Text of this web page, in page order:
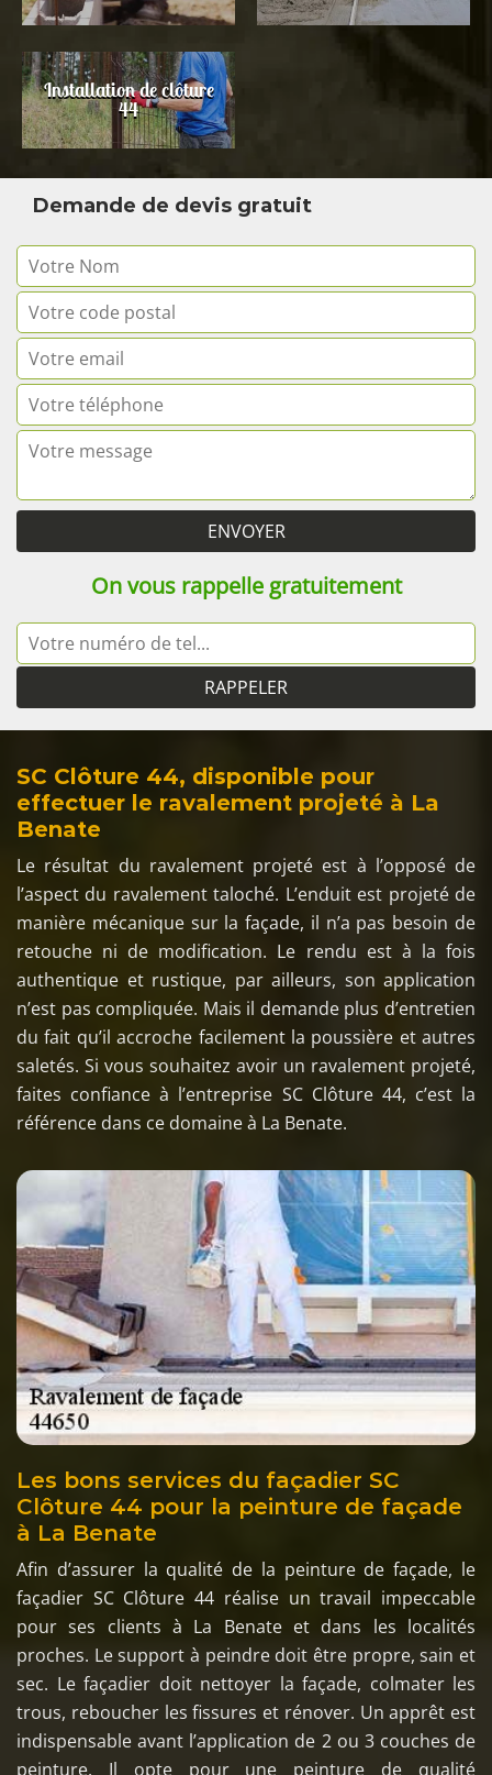
Installation de clôture
44
Demande de devis gratuit
On vous rappelle gratuitement
SC Clôture 44, disponible pour
effectuer le ravalement projeté à La
Benate
Le résultat du ravalement projeté est à l’opposé de
l’aspect du ravalement taloché. L’enduit est projeté de
manière mécanique sur la façade, il n’a pas besoin de
retouche ni de modification. Le rendu est à la fois
authentique et rustique, par ailleurs, son application
n’est pas compliquée. Mais il demande plus d’entretien
du fait qu’il accroche facilement la poussière et autres
saletés. Si vous souhaitez avoir un ravalement projeté,
faites confiance à l’entreprise SC Clôture 44, c’est la
référence dans ce domaine à La Benate.
Les bons services du façadier SC
Clôture 44 pour la peinture de façade
à La Benate
Afin d’assurer la qualité de la peinture de façade, le
façadier SC Clôture 44 réalise un travail impeccable
pour ses clients à La Benate et dans les localités
proches. Le support à peindre doit être propre, sain et
sec. Le façadier doit nettoyer la façade, colmater les
trous, reboucher les fissures et rénover. Un apprêt est
indispensable avant l’application de 2 ou 3 couches de
peinture. Il opte pour une peinture de qualité